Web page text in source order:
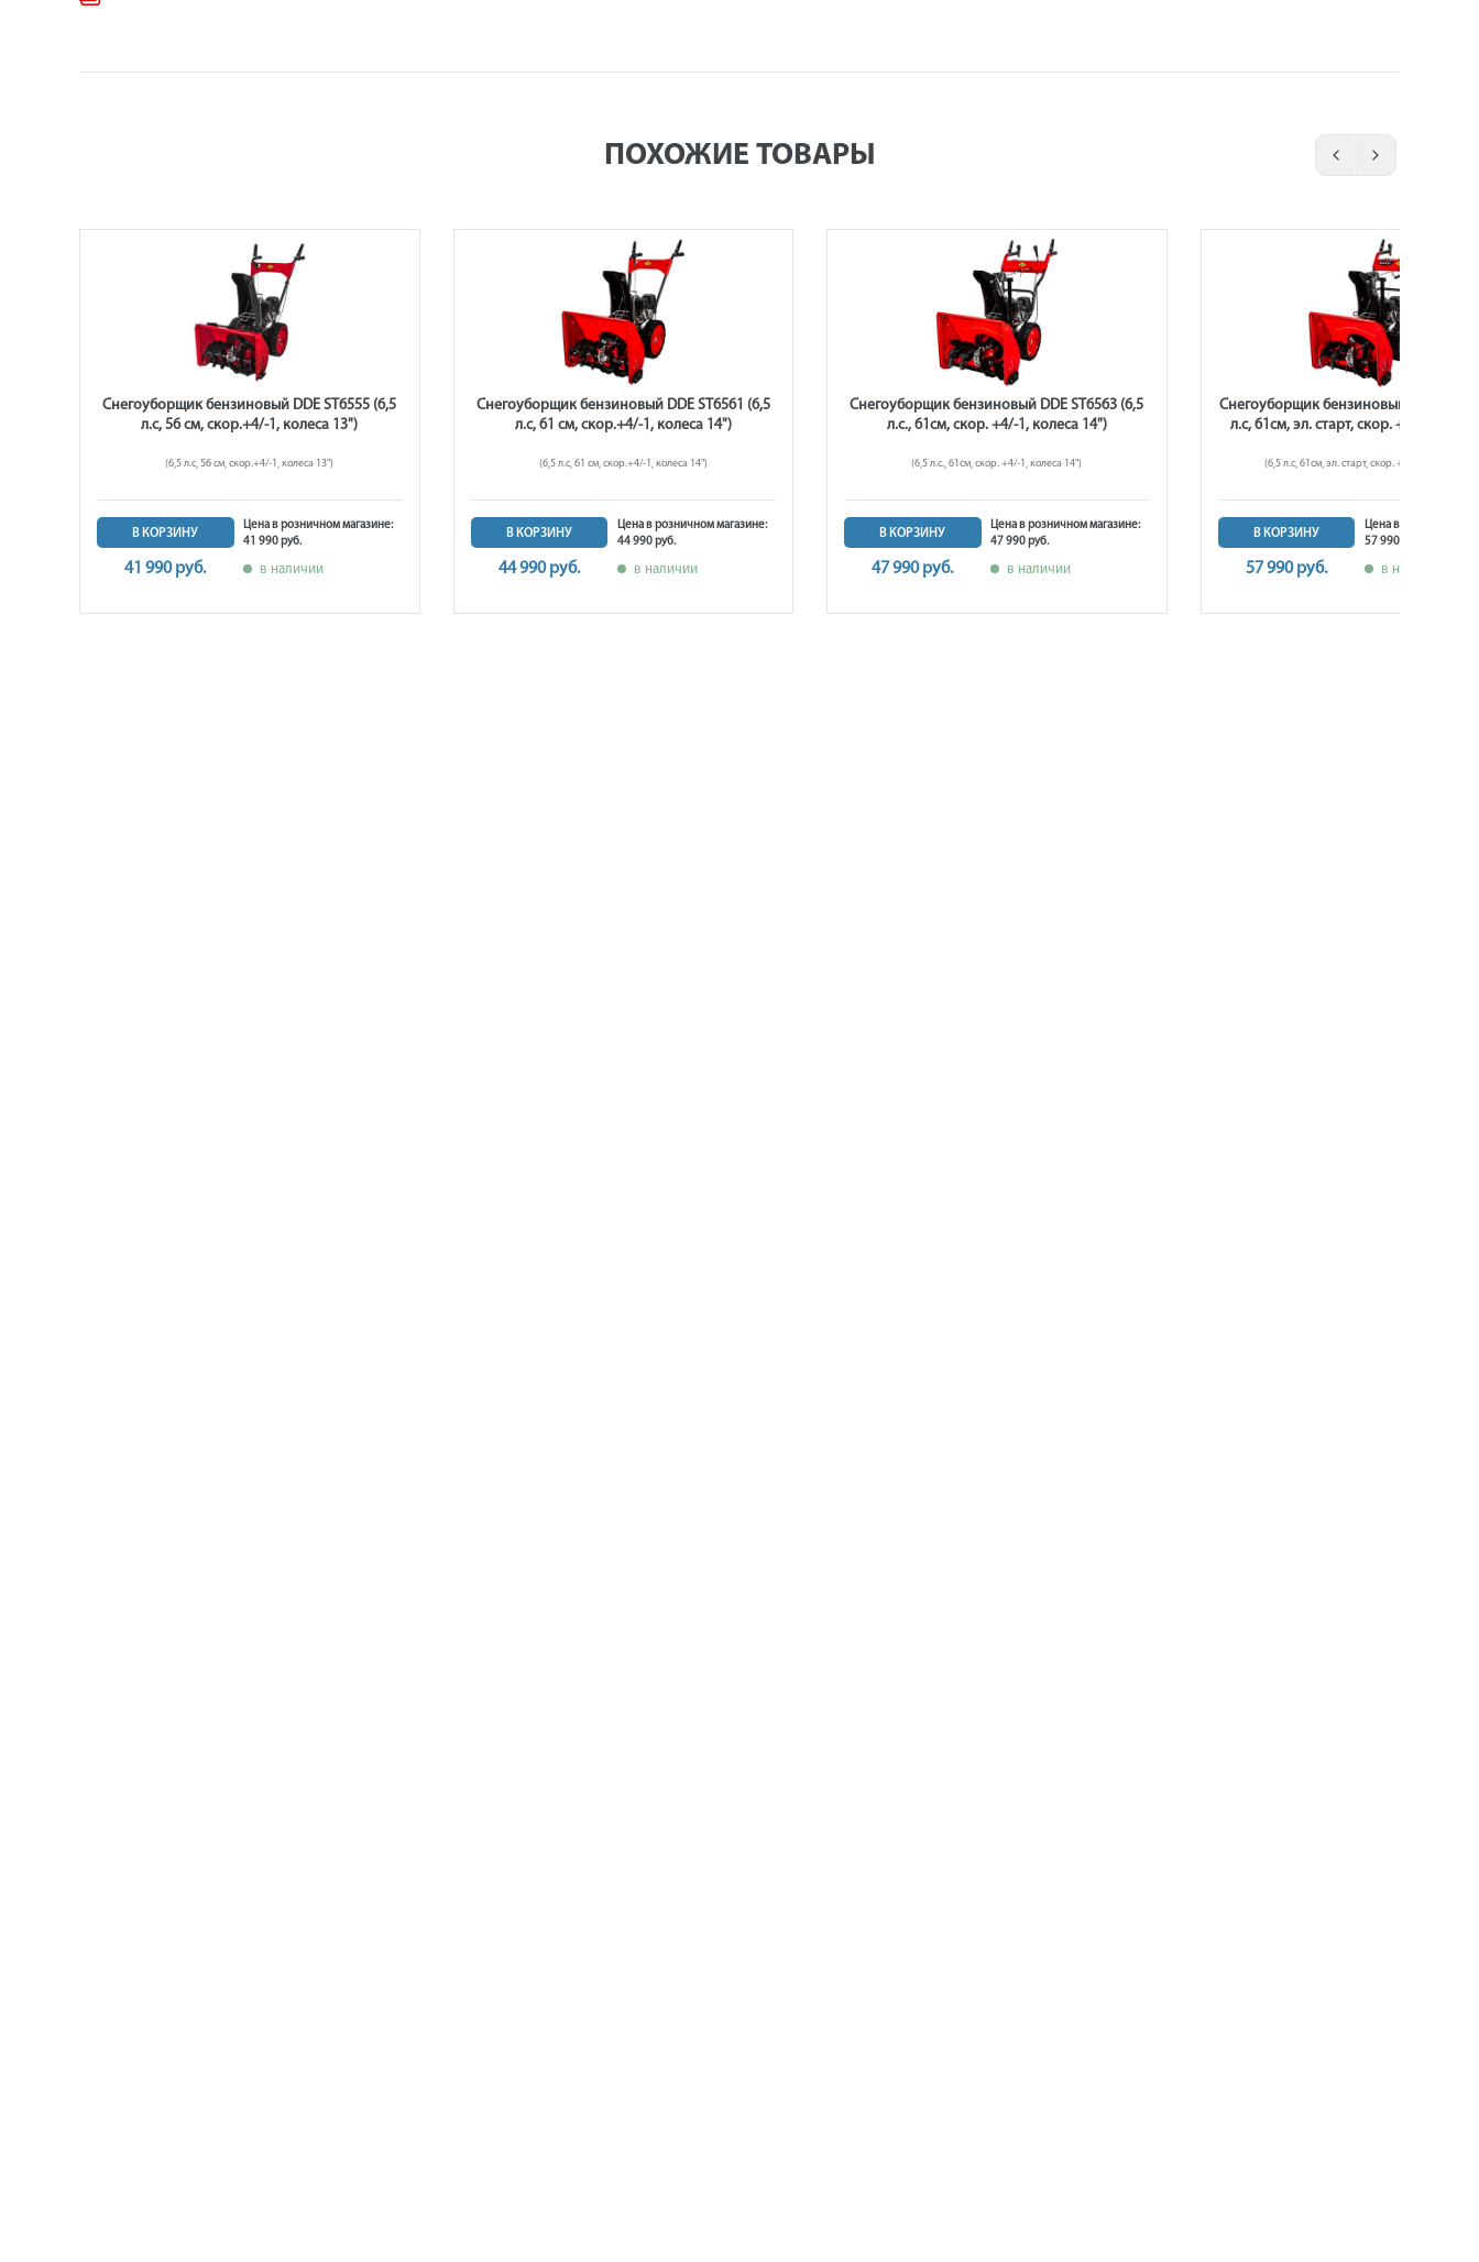
ПОХОЖИЕ ТОВАРЫ
Снегоуборщик бензиновый DDE ST6555 (6,5
л.с, 56 см, скор.+4/-1, колеса 13")
(6,5 л.с, 56 см, скор.+4/-1, колеса 13")
В КОРЗИНУ
41 990 руб.
Цена в розничном магазине:
41 990 руб.
в наличии
Снегоуборщик бензиновый DDE ST6561 (6,5
л.с, 61 см, скор.+4/-1, колеса 14")
(6,5 л.с, 61 см, скор.+4/-1, колеса 14")
В КОРЗИНУ
44 990 руб.
Цена в розничном магазине:
44 990 руб.
в наличии
Снегоуборщик бензиновый DDE ST6563 (6,5
л.с., 61см, скор. +4/-1, колеса 14")
(6,5 л.с., 61см, скор. +4/-1, колеса 14")
В КОРЗИНУ
47 990 руб.
Цена в розничном магазине:
47 990 руб.
в наличии
Снегоуборщик бензиновый DDE
л.с, 61см, эл. старт, скор. +4/-1,
(6,5 л.с, 61см, эл. старт, скор. +4/-1, колеса 14")
В КОРЗИНУ
57 990 руб.
Цена в розничном
57 990 руб.
в наличии